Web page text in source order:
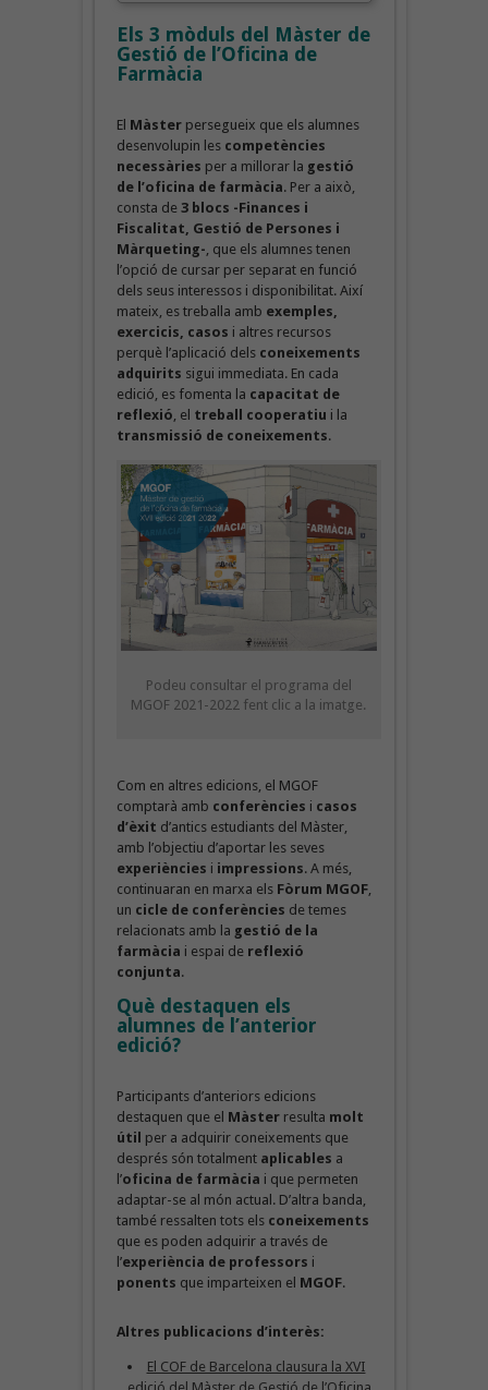
Els 3 mòduls del Màster de
Gestió de l’Oficina de
Farmàcia
El Màsterpersegueix que els alumnes
desenvolupin les competències
necessàries per a millorar la gestió
de l’oficina de farmàcia. Per a això,
consta de 3 blocs -Finances i
Fiscalitat, Gestió de Persones i
Màrqueting- , que els alumnes tenen
l’opció de cursar per separat en funció
dels seus interessos i disponibilitat. Així
mateix, es treballa amb exemples,
exercicis, casos i altres recursos
perquè l’aplicació dels coneixements
adquirits sigui immediata. En cada
edició, es fomenta la capacitat de
reflexió , el treball cooperatiu i la
transmissió de coneixements.
Podeu consultar el programa del
MGOF 2021-2022 fent clic a la imatge.
Com en altres edicions, el MGOF
comptarà amb conferències i casos
d’èxit d’antics estudiants del Màster,
amb l’objectiu d’aportar les seves
experiències i impressions. A més,
continuaran en marxa els Fòrum MGOF,
un cicle de conferències de temes
relacionats amb la gestió de la
farmàcia i espai de reflexió
conjunta.
Què destaquen els
alumnes de l’anterior
edició?
Participants d’anteriors edicions
destaquen que el Màsterresulta molt
útil per a adquirir coneixements que
després són totalment aplicables a
l’oficina de farmàcia i que permeten
adaptar-se al món actual. D’altra banda,
també ressalten tots els coneixements
que es poden adquirir a través de
l’experiència de professors i
ponents que imparteixen el MGOF.
Altres publicacions d’interès:
El COF de Barcelona clausura la XVI